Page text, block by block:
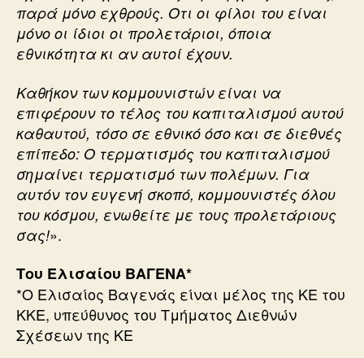
παρά μόνο εχθρούς. Οτι οι φίλοι του είναι
μόνο οι ίδιοι οι προλετάριοι, όποια
εθνικότητα κι αν αυτοί έχουν.
Καθήκον των κομμουνιστών είναι να
επιφέρουν το τέλος του καπιταλισμού αυτού
καθαυτού, τόσο σε εθνικό όσο και σε διεθνές
επίπεδο: Ο τερματισμός του καπιταλισμού
σημαίνει τερματισμό των πολέμων. Για
αυτόν τον ευγενή σκοπό, κομμουνιστές όλου
του κόσμου, ενωθείτε με τους προλετάριους
σας!».
Του Ελισαίου ΒΑΓΕΝΑ*
*Ο Ελισαίος Βαγενάς είναι μέλος της ΚΕ του
ΚΚΕ, υπεύθυνος του Τμήματος Διεθνών
Σχέσεων της ΚΕ